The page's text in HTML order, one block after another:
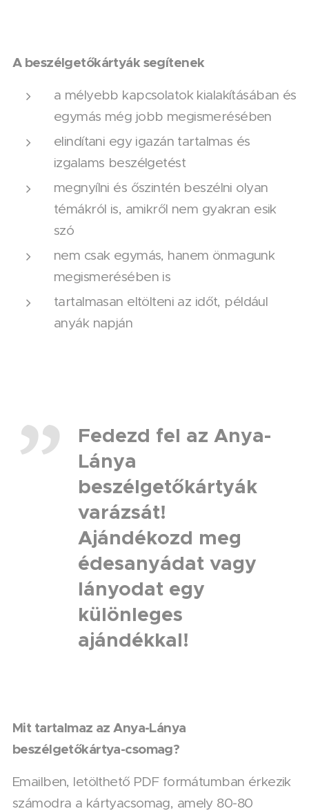
A beszélgetőkártyák segítenek
a mélyebb kapcsolatok kialakításában és
egymás még jobb megismerésében
elindítani egy igazán tartalmas és
izgalams beszélgetést
megnyílni és őszintén beszélni olyan
témákról is, amikről nem gyakran esik
szó
nem csak egymás, hanem önmagunk
megismerésében is
tartalmasan eltölteni az időt, például
anyák napján
Fedezd fel az Anya-
Lánya
beszélgetőkártyák
varázsát!
Ajándékozd meg
édesanyádat vagy
lányodat egy
különleges
ajándékkal!
Mit tartalmaz az Anya-Lánya
beszélgetőkártya-csomag?
Emailben, letölthető PDF formátumban érkezik
számodra a kártyacsomag, amely 80-80